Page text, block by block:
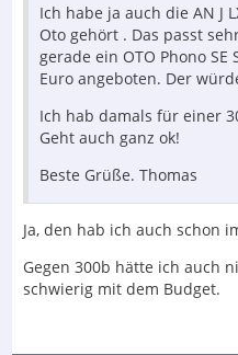
Ich habe ja auch die AN J
Oto gehört . Das passt
gerade ein OTO Phono
Euro angeboten. Der
Ich hab damals für einer
Geht auch ganz ok!
Beste Grüße. Thomas
Ja, den hab ich auch schon
Gegen 300b hätte ich auch
schwierig mit dem Budget.